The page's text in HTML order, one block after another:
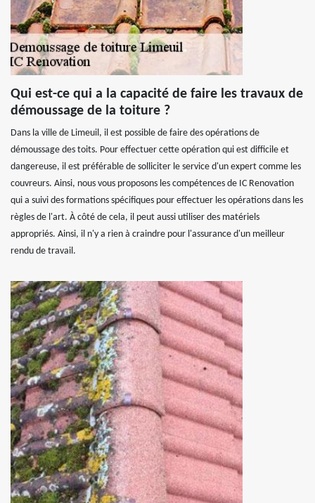
Qui est-ce qui a la capacité de faire les travaux de
démoussage de la toiture ?
Dans la ville de Limeuil, il est possible de faire des opérations de
démoussage des toits. Pour effectuer cette opération qui est difficile et
dangereuse, il est préférable de solliciter le service d'un expert comme les
couvreurs. Ainsi, nous vous proposons les compétences de IC Renovation
qui a suivi des formations spécifiques pour effectuer les opérations dans les
règles de l'art. À côté de cela, il peut aussi utiliser des matériels
appropriés. Ainsi, il n'y a rien à craindre pour l'assurance d'un meilleur
rendu de travail.